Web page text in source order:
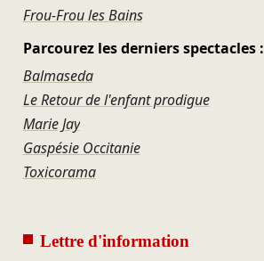
Frou-Frou les Bains
Parcourez les derniers spectacles :
Balmaseda
Le Retour de l'enfant prodigue
Marie Jay
Gaspésie Occitanie
Toxicorama
Lettre d'information